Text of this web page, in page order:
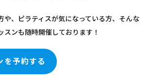
や、ピラティスが気になっている方、そんな
スンも随時開催しております！
を予約する